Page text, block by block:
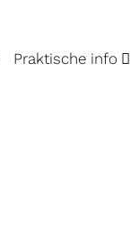
Praktische info